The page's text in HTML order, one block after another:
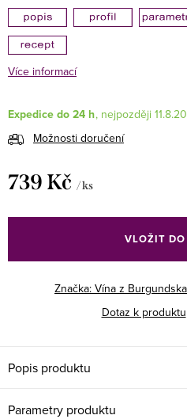
Více informací
Expedice do 24 h
Možnosti doručení
739 Kč / ks
cena:
VLOŽIT DO
Značka: Vína z Burgundska
Dotaz k produktu
Popis produktu
Parametry produktu